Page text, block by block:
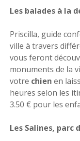
Les balades à la
Priscilla, guide
ville à travers
vous feront
monuments de la
votre chien en
heures selon les
3.50 € pour les
Les Salines, parc